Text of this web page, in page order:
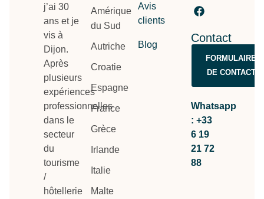
j’ai 30
ans et je
vis à
Dijon.
Après
plusieurs
expériences
professionnelles
dans le
secteur
du
tourisme
/
hôtellerie
Amérique
du Sud
Autriche
Croatie
Espagne
France
Grèce
Irlande
Italie
Malte
Avis
clients
Blog
Contact
FORMULAIRE
DE CONTACT
Whatsapp
: +33
6 19
21 72
88